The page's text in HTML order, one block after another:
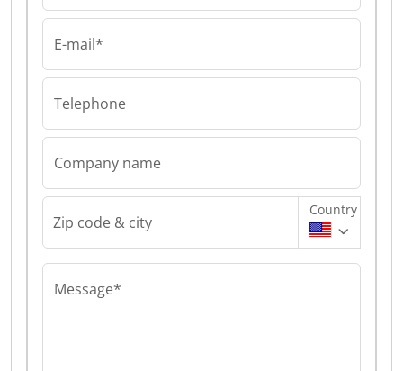
E-mail*
Telephone
Company name
Zip code & city
Country
Message*